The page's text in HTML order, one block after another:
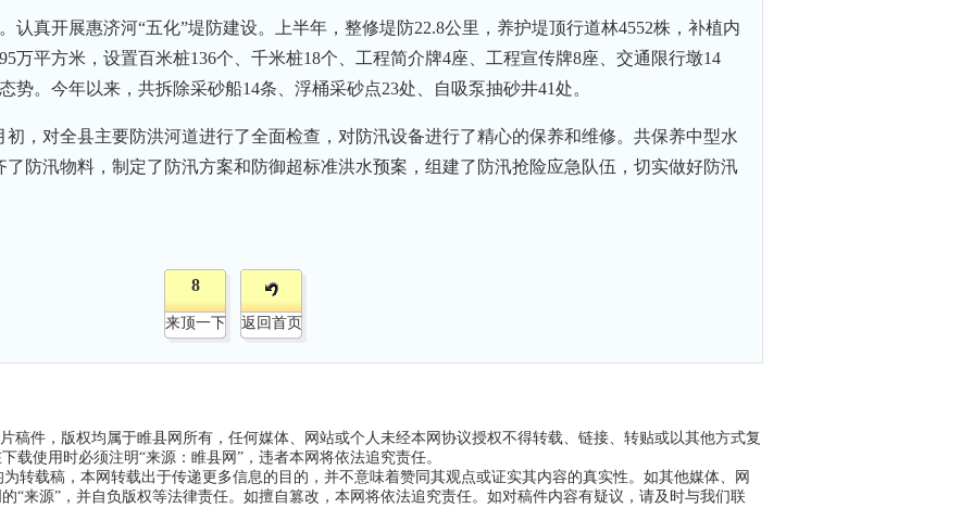
认真开展惠济河“五化”堤防建设。上半年，整修堤防22.8公里，养护堤顶行道林4552株，补植内
万平方米，设置百米桩136个、千米桩18个、工程简介牌4座、工程宣传牌8座、交通限行墩14
势。今年以来，共拆除采砂船14条、浮桶采砂点23处、自吸泵抽砂井41处。
，对全县主要防洪河道进行了全面检查，对防汛设备进行了精心的保养和维修。共保养中型水
了防汛物料，制定了防汛方案和防御超标准洪水预案，组建了防汛抢险应急队伍，切实做好防汛
8
来顶一下 返回首页
稿件，版权均属于睢县网所有，任何媒体、网站或个人未经本网协议授权不得转载、链接、转贴或以其他方式复
载使用时必须注明“来源：睢县网”，违者本网将依法追究责任。
转载稿，本网转载出于传递更多信息的目的，并不意味着赞同其观点或证实其内容的真实性。如其他媒体、网
“来源”，并自负版权等法律责任。如擅自篡改，本网将依法追究责任。如对稿件内容有疑议，请及时与我们联